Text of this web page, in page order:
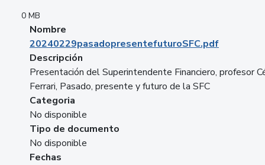
0 MB
Nombre
20240229pasadopresentefuturoSFC.pdf
Descripción
Presentación del Superintendente Financiero, profesor
Ferrari, Pasado, presente y futuro de la SFC
Categoria
No disponible
Tipo de documento
No disponible
Fechas